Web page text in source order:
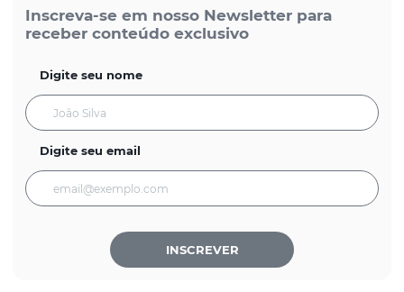
Inscreva-se em nosso Newsletter para
receber conteúdo exclusivo
Digite seu nome
Digite seu email
INSCREVER